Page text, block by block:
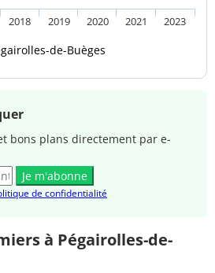
de-Buèges
2018 2019 2020 2021 2023
bons plans directement par e-
Je m'abonne
de confidentialité
à Pégairolles-de-